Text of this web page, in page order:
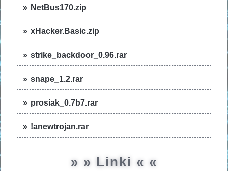
NetBus170.zip
xHacker.Basic.zip
strike_backdoor_0.96.rar
snape_1.2.rar
prosiak_0.7b7.rar
!anewtrojan.rar
» » Linki « «